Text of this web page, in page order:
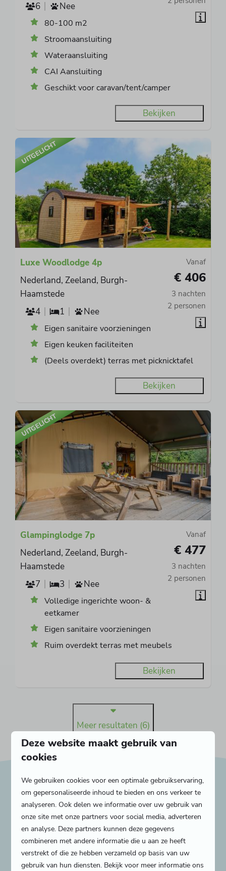
6 Nee
80-100 m2
Stroomaansluiting
Wateraansluiting
CAI Aansluiting
Geschikt voor caravan/tent/camper
Bekijken
UITGELICHT
Vanaf
€ 406
3 nachten
2 personen
Luxe Woodlodge 4p
Nederland, Zeeland, Burgh-
Haamstede
4
1 Nee
Eigen sanitaire voorzieningen
Eigen keuken faciliteiten
(Deels overdekt) terras met picknicktafel
Bekijken
UITGELICHT
Vanaf
€ 477
3 nachten
2 personen
Glampinglodge 7p
Nederland, Zeeland, Burgh-
Haamstede
7
3 Nee
Volledige ingerichte woon- &
eetkamer
Eigen sanitaire voorzieningen
Ruim overdekt terras met meubels
Bekijken
Meer resultaten (6)
Zorgeloos spelen en
genieten
Op onze camping zonder honden in Nederland is
er naast genieten van de rust genoeg te beleven.
Deze website maakt gebruik van
cookies
We gebruiken cookies voor een optimale gebruikservaring,
om gepersonaliseerde inhoud te bieden en ons verkeer te
analyseren. Ook delen we informatie over uw gebruik van
onze site met onze partners voor social media, adverteren
en analyse. Deze partners kunnen deze gegevens
combineren met andere informatie die u aan ze heeft
verstrekt of die ze hebben verzameld op basis van uw
gebruik van hun diensten. Bekijk voor meer informatie ons